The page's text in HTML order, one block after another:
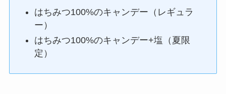
はちみつ100%のキャンデー（レギュラ
ー）
はちみつ100%のキャンデー+塩（夏限
定）